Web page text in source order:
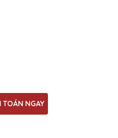
TOÁN NGAY